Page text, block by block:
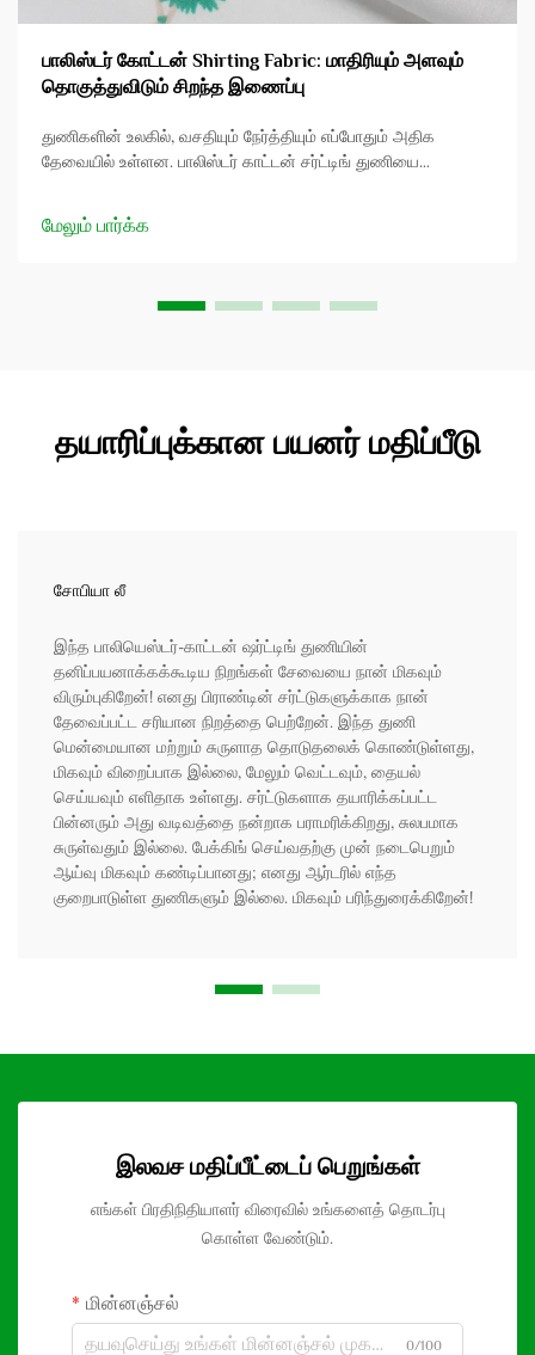
பாலிஸ்டர் கோட்டன் Shirting Fabric: மாதிரியும் அளவும்
தொகுத்துவிடும் சிறந்த இணைப்பு
துணிகளின் உலகில், வசதியும் நேர்த்தியும் எப்போதும் அதிக
தேவையில் உள்ளன. பாலிஸ்டர் காட்டன் சர்ட்டிங் துணியை
சர்ட்...
மேலும் பார்க்க
தயாரிப்புக்கான பயனர் மதிப்பீடு
சோபியா லீ
இந்த பாலியெஸ்டர்-காட்டன் ஷர்ட்டிங் துணியின்
தனிப்பயனாக்கக்கூடிய நிறங்கள் சேவையை நான் மிகவும்
விரும்புகிறேன்! எனது பிராண்டின் சர்ட்டுகளுக்காக நான்
தேவைப்பட்ட சரியான நிறத்தை பெற்றேன். இந்த துணி
மென்மையான மற்றும் சுருளாத தொடுதலைக் கொண்டுள்ளது,
மிகவும் விறைப்பாக இல்லை, மேலும் வெட்டவும், தையல்
செய்யவும் எளிதாக உள்ளது. சர்ட்டுகளாக தயாரிக்கப்பட்ட
பின்னரும் அது வடிவத்தை நன்றாக பராமரிக்கிறது, சுலபமாக
சுருள்வதும் இல்லை. பேக்கிங் செய்வதற்கு முன் நடைபெறும்
ஆய்வு மிகவும் கண்டிப்பானது; எனது ஆர்டரில் எந்த
குறைபாடுள்ள துணிகளும் இல்லை. மிகவும் பரிந்துரைக்கிறேன்!
இலவச மதிப்பீட்டைப் பெறுங்கள்
எங்கள் பிரதிநிதியாளர் விரைவில் உங்களைத் தொடர்பு
கொள்ள வேண்டும்.
மின்னஞ்சல்
0/100